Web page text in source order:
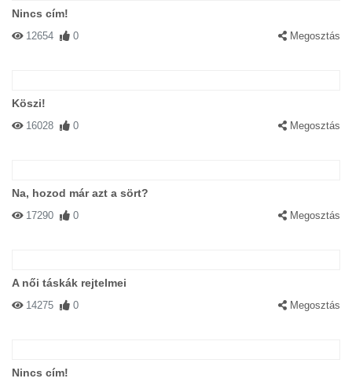
Nincs cím!
12654 0 Megosztás
Köszi!
16028 0 Megosztás
Na, hozod már azt a sört?
17290 0 Megosztás
A női táskák rejtelmei
14275 0 Megosztás
Nincs cím!